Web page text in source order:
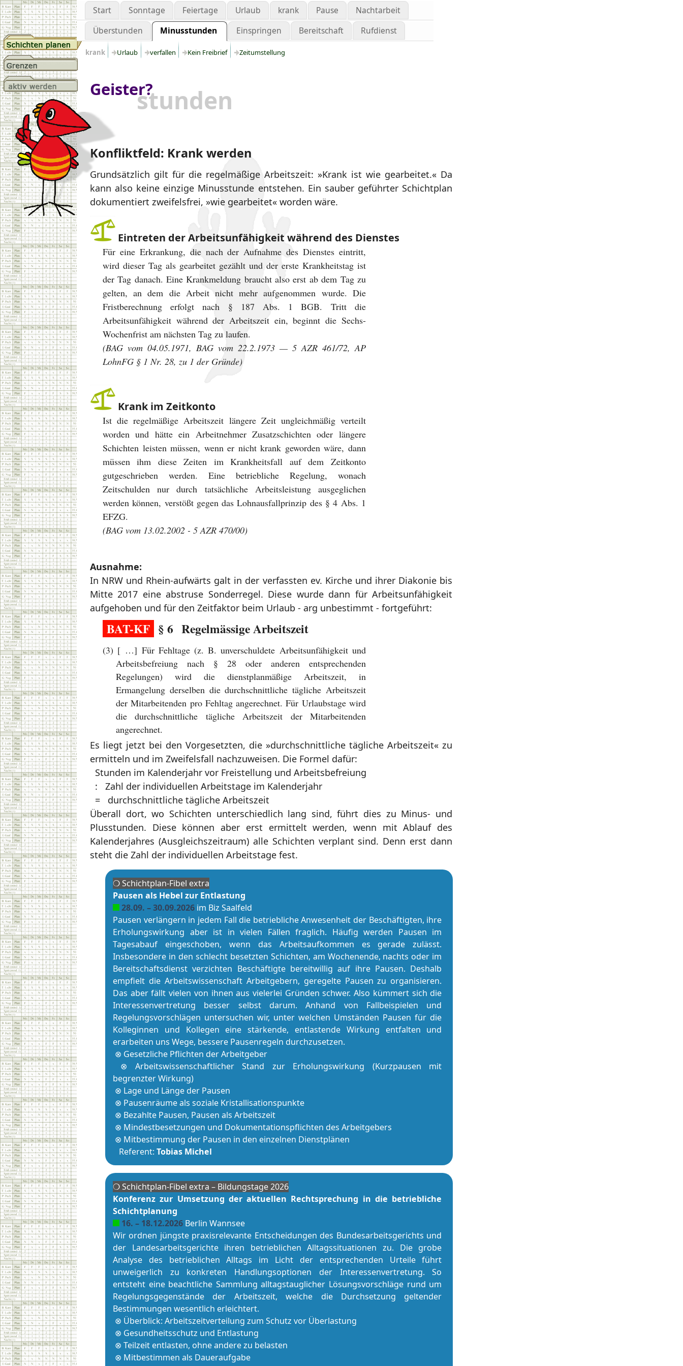
Start Sonntage Feiertage Urlaub krank Pause
Nachtarbeit
Überstunden
Minusstunden Einspringen Bereitschaft Rufdienst
krank Urlaub verfallen Kein Freibrief Zeitumstellung
Geister?stunden
Konfliktfeld: Krank werden
Grundsätzlich gilt für die regelmäßige Arbeitszeit: »Krank ist wie gearbeitet.« Da
kann also keine einzige Minusstunde entstehen. Ein sauber geführter Schichtplan
dokumentiert zweifelsfrei, »wie gearbeitet« worden wäre.
Eintreten der Arbeitsunfähigkeit während des Dienstes
Für eine Erkrankung, die nach der Aufnahme des Dienstes eintritt,
wird dieser Tag als gearbeitet gezählt und der erste Krankheitstag ist
der Tag danach. Eine Krankmeldung braucht also erst ab dem Tag zu
gelten, an dem die Arbeit nicht mehr aufgenommen wurde. Die
Fristberechnung erfolgt nach § 187 Abs. 1 BGB. Tritt die
Arbeitsunfähigkeit während der Arbeitszeit ein, beginnt die Sechs-
Wochenfrist am nächsten Tag zu laufen.
(BAG vom 04.05.1971, BAG vom 22.2.1973 — 5 AZR 461/72, AP
LohnFG § 1 Nr. 28, zu 1 der Gründe)
Krank im Zeitkonto
Ist die regelmäßige Arbeitszeit längere Zeit ungleichmäßig verteilt
worden und hätte ein Arbeitnehmer Zusatzschichten oder längere
Schichten leisten müssen, wenn er nicht krank geworden wäre, dann
müssen ihm diese Zeiten im Krankheitsfall auf dem Zeitkonto
gutgeschrieben werden. Eine betriebliche Regelung, wonach
Zeitschulden nur durch tatsächliche Arbeitsleistung ausgeglichen
werden können, verstößt gegen das Lohnausfallprinzip des § 4 Abs. 1
EFZG.
(BAG vom 13.02.2002 - 5 AZR 470/00)
Ausnahme:
In NRW und Rhein-aufwärts galt in der verfassten ev. Kirche und ihrer Diakonie bis
Mitte 2017 eine abstruse Sonderregel. Diese wurde dann für Arbeitsunfähigkeit
aufgehoben und für den Zeitfaktor beim Urlaub - arg unbestimmt - fortgeführt:
BAT-KF § 6 Regelmässige Arbeitszeit
(3) [ …] Für Fehltage (z. B. unverschuldete Arbeitsunfähigkeit und
Arbeitsbefreiung nach § 28 oder anderen entsprechenden
Regelungen) wird die dienstplanmäßige Arbeitszeit, in
Ermangelung derselben die durchschnittliche tägliche Arbeitszeit
der Mitarbeitenden pro Fehltag angerechnet. Für Urlaubstage wird
die durchschnittliche tägliche Arbeitszeit der Mitarbeitenden
angerechnet.
Es liegt jetzt bei den Vorgesetzten, die »durchschnittliche tägliche Arbeitszeit« zu
ermitteln und im Zweifelsfall nachzuweisen. Die Formel dafür:
Stunden im Kalenderjahr vor Freistellung und Arbeitsbefreiung
: Zahl der individuellen Arbeitstage im Kalenderjahr
= durchschnittliche tägliche Arbeitszeit
Überall dort, wo Schichten unterschiedlich lang sind, führt dies zu Minus- und
Plusstunden. Diese können aber erst ermittelt werden, wenn mit Ablauf des
Kalenderjahres (Ausgleichszeitraum) alle Schichten verplant sind. Denn erst dann
steht die Zahl der individuellen Arbeitstage fest.
❍ Schicht­plan-Fibel extra
Pau­sen als Hebel zur Entlastung
28.09. – 30.09.2026 im Biz Saalfeld
Pau­sen verlängern in jedem Fall die betriebliche Anwesenheit der Beschäftigten, ihre
Erholungswirkung aber ist in vielen Fällen fraglich. Häufig werden Pau­sen im
Tagesabauf eingeschoben, wenn das Ar­beitsaufkommen es gerade zulässt.
Insbesondere in den schlecht besetzten Schichten, am Wochenende, nachts oder im
Bereitschaftsdienst verzichten Beschäftigte bereitwillig auf ihre Pau­sen. Deshalb
empfielt die Ar­beitswissenschaft Ar­beit­ge­bern, geregelte Pau­sen zu organisieren.
Das aber fällt vielen von ihnen aus vielerlei Gründen schwer. Also kümmert sich die
In­ter­es­sen­ver­tre­tung besser selbst darum. Anhand von Fallbeispielen und
Regelungsvorschlägen untersuchen wir, unter welchen Umständen Pau­sen für die
Kolleginnen und Kollegen eine stärkende, entlastende Wirkung entfalten und
erarbeiten uns Wege, bessere Pau­senregeln durchzusetzen.
⊗ Gesetzliche Pflichten der Ar­beit­ge­ber
⊗ Ar­beitswissenschaftlicher Stand zur Erholungswirkung (Kurzpausen mit
begrenzter Wirkung)
⊗ Lage und Länge der Pau­sen
⊗ Pau­senräume als soziale Kristallisationspunkte
⊗ Bezahlte Pau­sen, Pau­sen als Ar­beits­zeit
⊗ Mindestbesetzungen und Dokumentationspflichten des Ar­beit­ge­bers
⊗ Mit­be­stim­mung der Pau­sen in den einzelnen Dienstplänen
Referent: Tobias Michel
❍ Schicht­plan-Fibel extra – Bildungstage 2026
Konferenz zur Umsetzung der aktuellen Rechtsprechung in die betriebliche
Schicht­planung
16. – 18.12.2026 Berlin Wannsee
Wir ordnen jüngste praxisrelevante Entscheidungen des Bundesarbeitsgerichts und
der Landesarbeitsgerichte ihren betrieblichen Alltagssituationen zu. Die grobe
Analyse des betrieblichen Alltags im Licht der entsprechenden Urteile führt
unweigerlich zu konkreten Handlungsoptionen der In­ter­es­sen­ver­tre­tung. So
entsteht eine beachtliche Sammlung alltagstauglicher Lösungsvorschläge rund um
Regelungsgegenstände der Ar­beits­zeit, welche die Durchsetzung geltender
Bestimmungen wesentlich erleichtert.
⊗ Überblick: Ar­beits­zeitverteilung zum Schutz vor Überlastung
⊗ Gesundheitsschutz und Entlastung
⊗ Teilzeit entlasten, ohne andere zu belasten
⊗ Mitbestimmen als Daueraufgabe